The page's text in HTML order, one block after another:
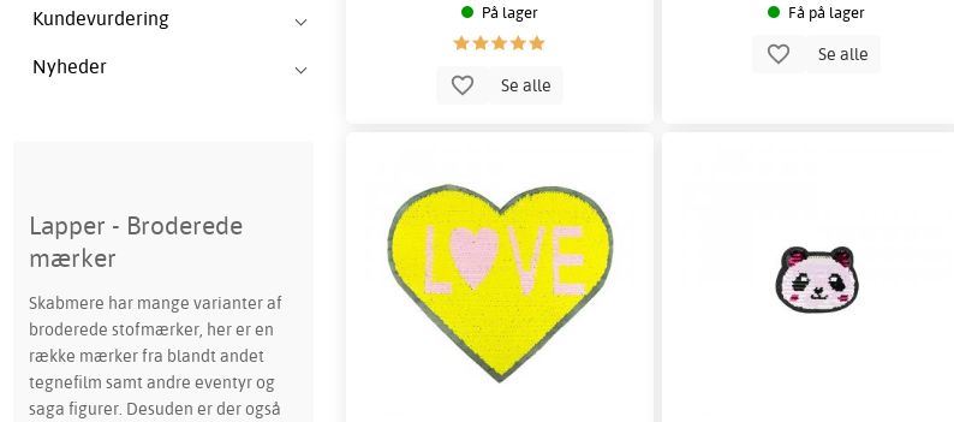
Kundevurdering
Nyheder
Lapper - Broderede
mærker
Skabmere har mange varianter af
broderede stofmærker, her er en
række mærker fra blandt andet
tegnefilm samt andre eventyr og
saga figurer. Desuden er der også
På lager
Se alle
Få på lager
Se alle